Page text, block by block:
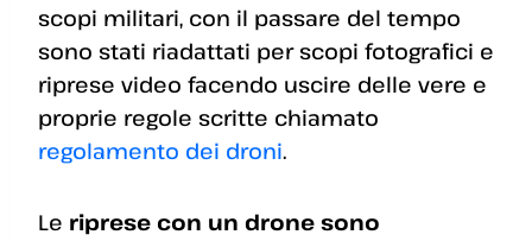
scopi militari, con il passare del tempo
sono stati riadattati per scopi fotografici e
riprese video facendo uscire delle vere e
proprie regole scritte chiamato
regolamento dei droni.
Le riprese con un drone sono